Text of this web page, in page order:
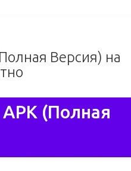
Версия) на
(Полная